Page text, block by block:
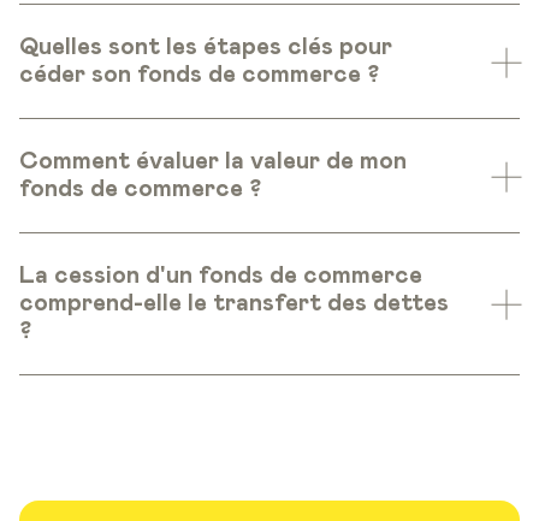
Quelles sont les étapes clés pour
céder son fonds de commerce ?
Comment évaluer la valeur de mon
fonds de commerce ?
La cession d'un fonds de commerce
comprend-elle le transfert des dettes
?